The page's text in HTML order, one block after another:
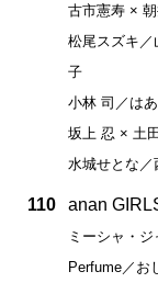
古市憲寿 ×
松尾スズキ／
子
小林 司／は
坂上 忍 × 土
水城せとな／
110 anan
ミーシャ・
Perfume／お